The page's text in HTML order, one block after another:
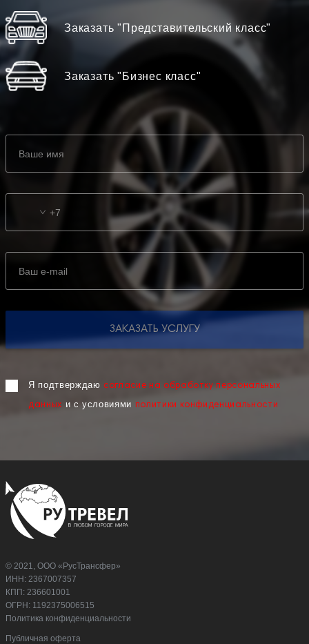
+7
ЗАКАЗАТЬ УСЛУГУ
Я подтверждаю согласие на обработку персональных
данных и с условиями политики конфиденциальности
Заказать "Представительский класс"
Заказать "Бизнес класс"
© 2021, ООО «РусТрансфер»
ИНН: 2367007357
КПП: 236601001
ОГРН: 1192375006515
Политика конфиденциальности
Публичная оферта